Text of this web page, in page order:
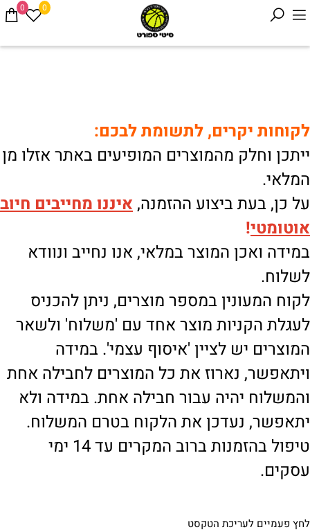
0 0
לקוחות יקרים, לתשומת לבכם:
ייתכן וחלק מהמוצרים המופיעים באתר אזלו מן
המלאי.
על כן, בעת ביצוע ההזמנה, איננו מחייבים חיוב
אוטומטי!
במידה ואכן המוצר במלאי, אנו נחייב ונוודא
לשלוח.
לקוח המעונין במספר מוצרים, ניתן להכניס
לעגלת הקניות מוצר אחד עם 'משלוח' ולשאר
המוצרים יש לציין 'איסוף עצמי'. במידה
ויתאפשר, נארוז את כל המוצרים לחבילה אחת
והמשלוח יהיה עבור חבילה אחת. במידה ולא
יתאפשר, נעדכן את הלקוח בטרם המשלוח.
טיפול בהזמנות ברוב המקרים עד 14 ימי
עסקים.
לחץ פעמיים לעריכת הטקסט